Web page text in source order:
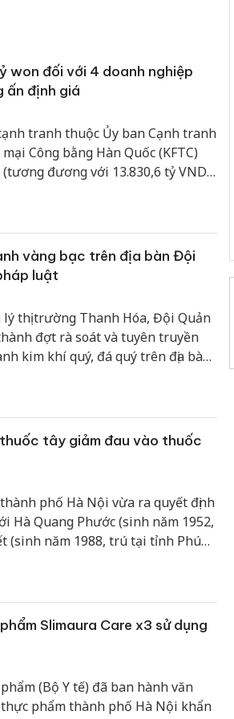
won đối với 4 doanh nghiệp
ấn định giá
tranh thuộc Ủy ban Cạnh tranh
Công bằng Hàn Quốc (KFTC)
đương với 13.830,6 tỷ VND)
vàng bạc trên địa bàn Đội
luật
lý thị trường Thanh Hóa, Đội Quản
đợt rà soát và tuyên truyền
kim khí quý, đá quý trên địa bàn,
tây giảm đau vào thuốc
phố Hà Nội vừa ra quyết định
Hà Quang Phước (sinh năm 1952,
(sinh năm 1988, trú tại tỉnh Phú
Slimaura Care x3 sử dụng
(Bộ Y tế) đã ban hành văn
phẩm thành phố Hà Nội khẩn
hại trong vụ án buôn
bán bình sữa
An Giang: Đối tượng
chủ mưu đường dây
bán hàng giả tại Phú
Quốc ra đầu thú